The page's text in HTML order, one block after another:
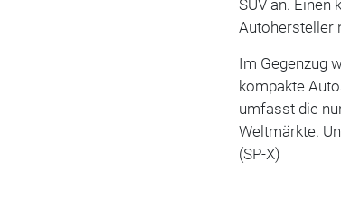
SUV an. Einen
Autohersteller
Im Gegenzug
kompakte
umfasst die
Weltmärkte.
(SP-X)